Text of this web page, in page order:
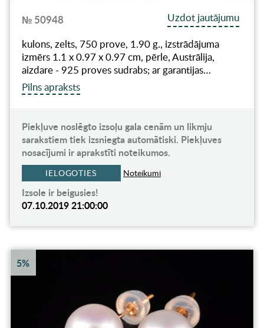
№ 50948
Uzdot jautājumu
kulons, zelts, 750 prove, 1.90 g., izstrādājuma
izmērs 1.1 x 0.97 x 0.97 cm, pērle, Austrālija,
aizdare - 925 proves sudrabs; ar garantijas…
Pilns apraksts
Piekļuve noslēgto izsoļu gala cenām un likmju
sarakstiem tiek izsniegta automātiski. Piekļuves
nosacījumi ir aprakstīti noteikumos.
IELOGOTIES Noteikumi
Izsole ir beigusies!
07.10.2019 21:00:00
5%